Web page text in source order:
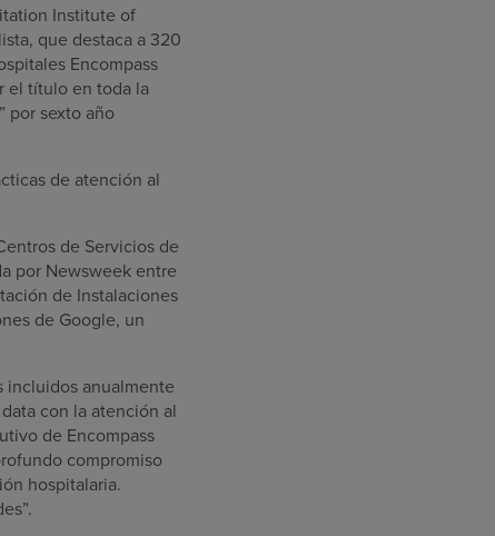
Institute of
que destaca a 320
Encompass
el título en toda la
por sexto año
de atención al
de Servicios de
por Newsweek entre
de Instalaciones
de Google, un
incluidos anualmente
con la atención al
de Encompass
compromiso
hospitalaria.